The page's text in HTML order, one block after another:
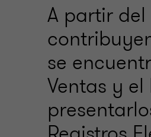
A partir
se
Ventas y